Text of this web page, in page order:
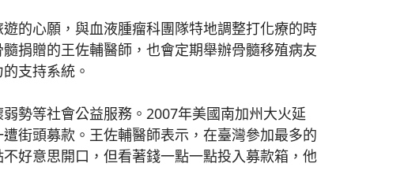
的心願，與血液腫瘤科團隊特地調整打化療的時
捐贈的王佐輔醫師，也會定期舉辦骨髓移殖病友
支持系統。
勢等社會公益服務。2007年美國南加州大火延
街頭募款。王佐輔醫師表示，在臺灣參加最多的
好意思開口，但看著錢一點一點投入募款箱，他